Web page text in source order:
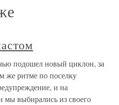
подошел новый циклон, за
же ритме по поселку
и на
мы выбирались из своего